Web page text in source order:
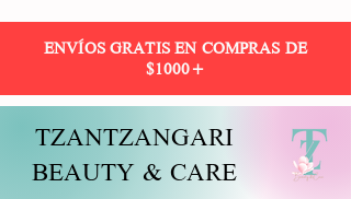
ENVÍOS GRATIS EN COMPRAS DE
$1000+
TZANTZANGARI
BEAUTY & CARE